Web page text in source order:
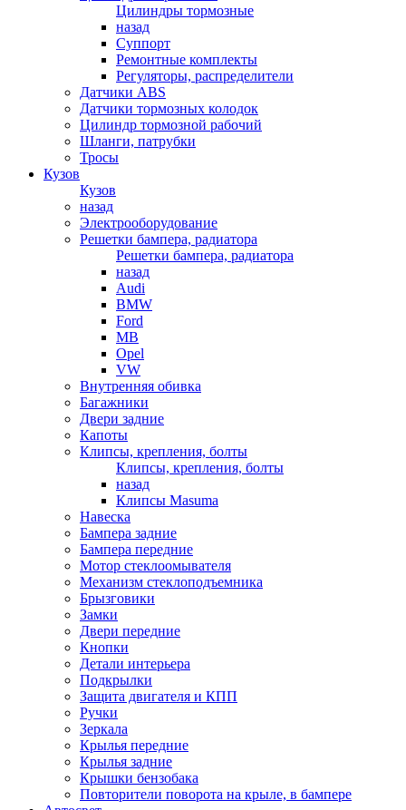
Цилиндры тормозные
назад
Суппорт
Ремонтные комплекты
Регуляторы, распределители
Датчики ABS
Датчики тормозных колодок
Цилиндр тормозной рабочий
Шланги, патрубки
Тросы
Кузов
Кузов
назад
Электрооборудование
Решетки бампера, радиатора
Решетки бампера, радиатора
назад
Audi
BMW
Ford
MB
Opel
VW
Внутренняя обивка
Багажники
Двери задние
Капоты
Клипсы, крепления, болты
Клипсы, крепления, болты
назад
Клипсы Masuma
Навеска
Бампера задние
Бампера передние
Мотор стеклоомывателя
Механизм стеклоподъемника
Брызговики
Замки
Двери передние
Кнопки
Детали интерьера
Подкрылки
Защита двигателя и КПП
Ручки
Зеркала
Крылья передние
Крылья задние
Крышки бензобака
Повторители поворота на крыле, в бампере